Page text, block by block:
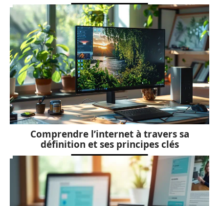
Comprendre l’internet à travers sa
définition et ses principes clés